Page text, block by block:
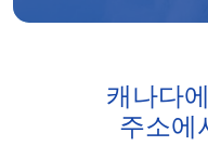
캐나다
주소에